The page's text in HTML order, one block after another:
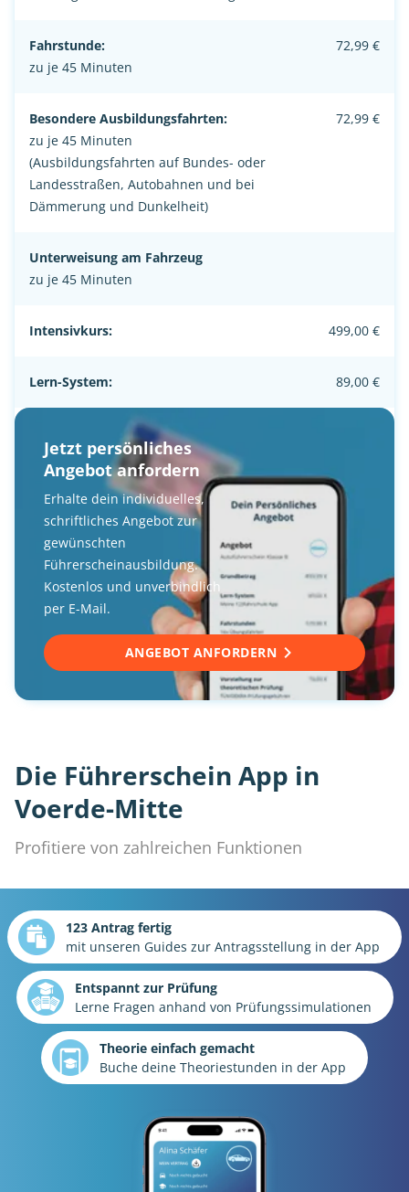
Fahrstunde:
zu je 45 Minuten
72,99 €
Besondere Ausbildungsfahrten:
zu je 45 Minuten
(Ausbildungsfahrten auf Bundes- oder
Landesstraßen, Autobahnen und bei
Dämmerung und Dunkelheit)
72,99 €
Unterweisung am Fahrzeug
zu je 45 Minuten
Intensivkurs: 499,00 €
Lern-System: 89,00 €
Jetzt persönliches
Angebot anfordern
Erhalte dein individuelles,
schriftliches Angebot zur
gewünschten
Führerscheinausbildung.
Kostenlos und unverbindlich
per E-Mail.
ANGEBOT ANFORDERN
Die Führerschein App in
Voerde-Mitte
Profitiere von zahlreichen Funktionen
123 Antrag fertig
mit unseren Guides zur Antragsstellung in der App
Entspannt zur Prüfung
Lerne Fragen anhand von Prüfungssimulationen
Theorie einfach gemacht
Buche deine Theoriestunden in der App